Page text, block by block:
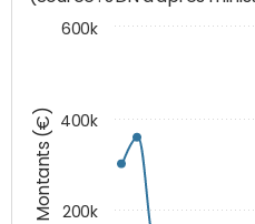
Montants (€) 200k
400k
600k